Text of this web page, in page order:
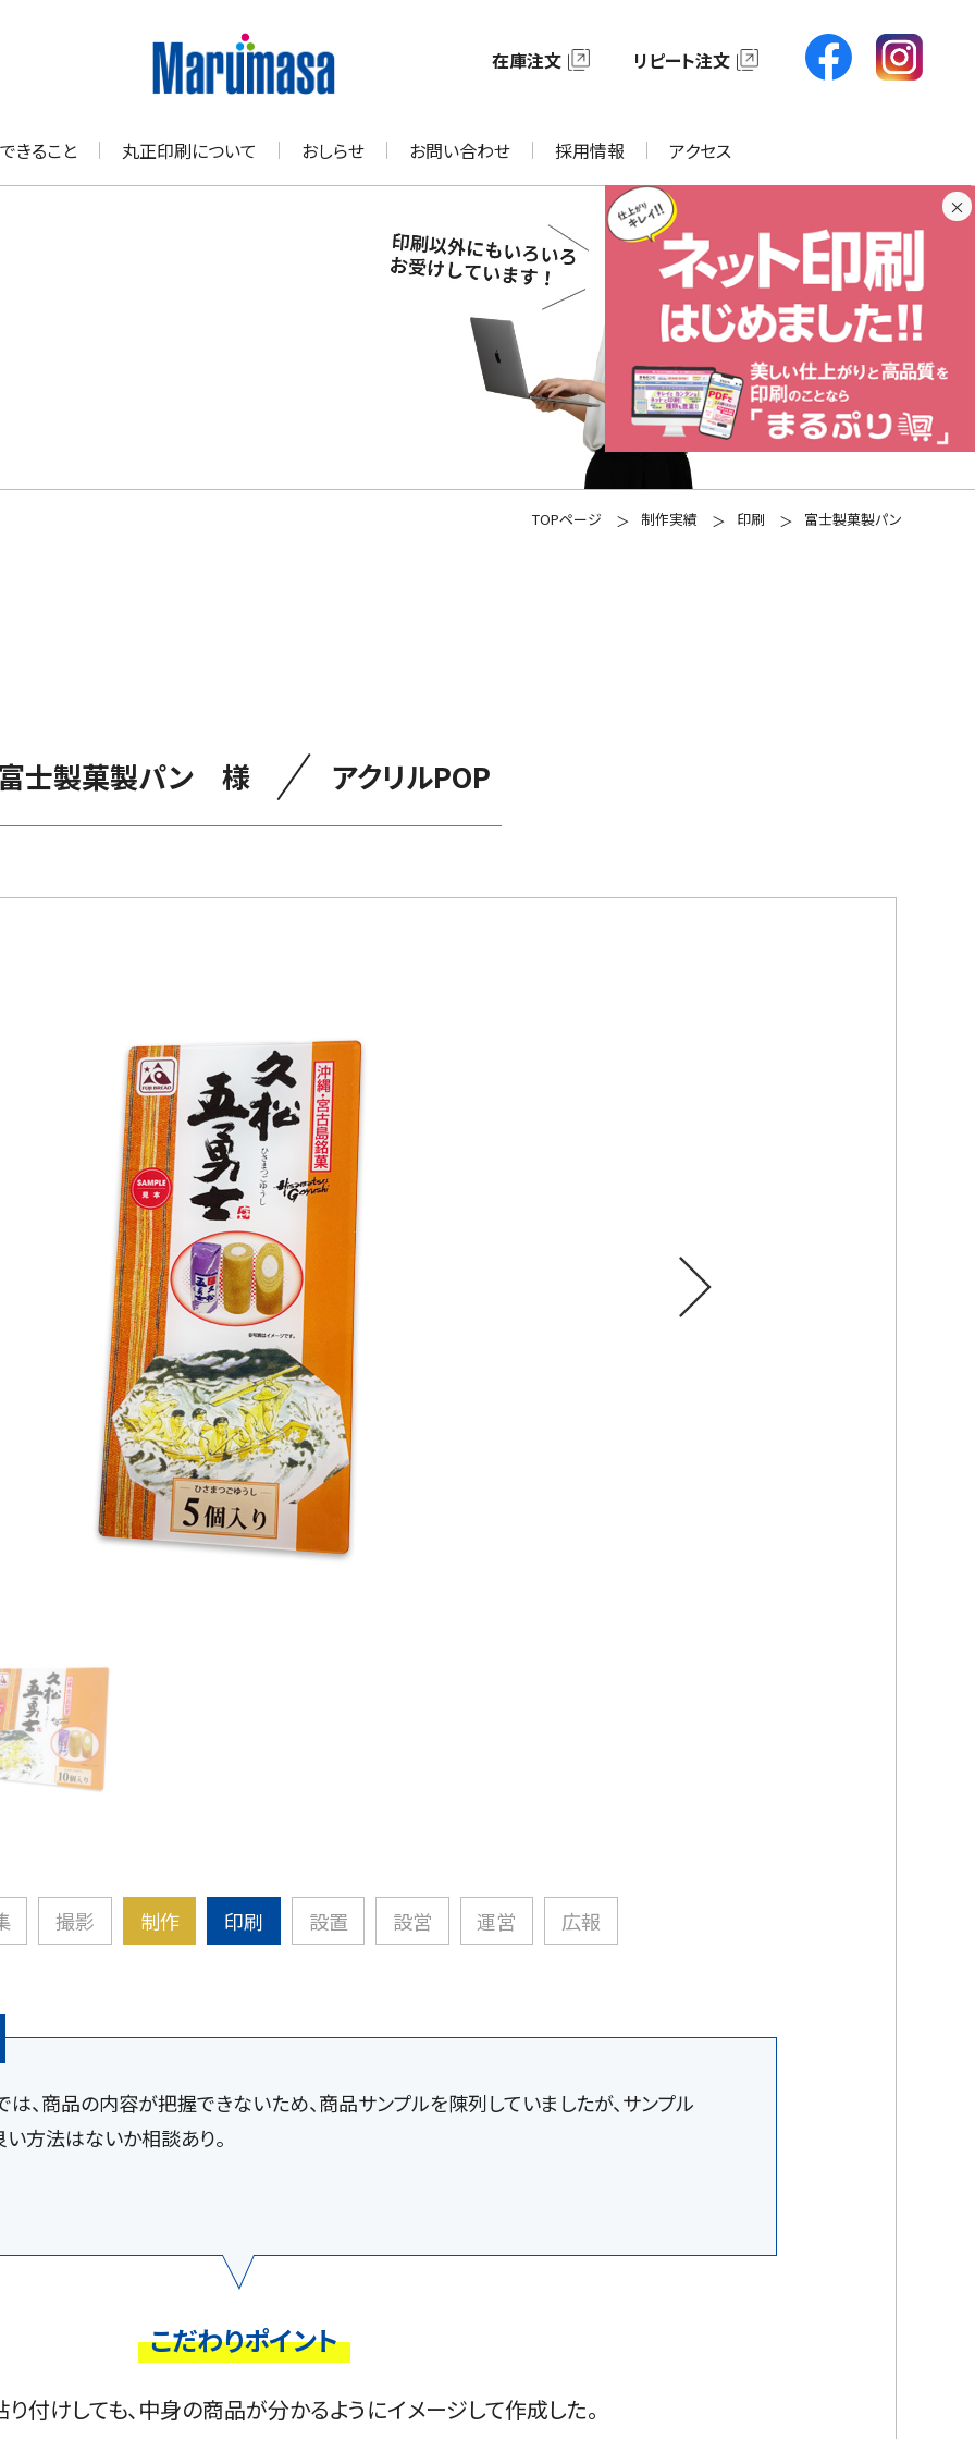
在庫注文 リピート注文
きること 丸正印刷について おしらせ お問い合わせ 採用情報 アクセス
TOPページ 制作実績 印刷 富士製菓製パン
士製菓製パン 様 ／ アクリルPOP
撮影 制作 印刷 設置 設営 運営 広報
、商品の内容が把握できないため、商品サンプルを陳列していましたが、サンプル
方法はないか相談あり。
こだわりポイント
付けしても、中身の商品が分かるようにイメージして作成した。
×